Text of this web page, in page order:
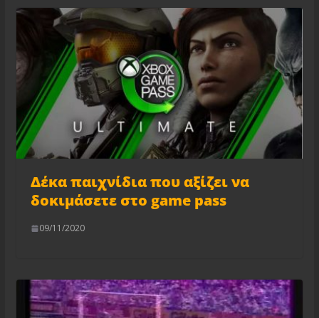
Δέκα παιχνίδια που αξίζει να
δοκιμάσετε στο game pass
09/11/2020